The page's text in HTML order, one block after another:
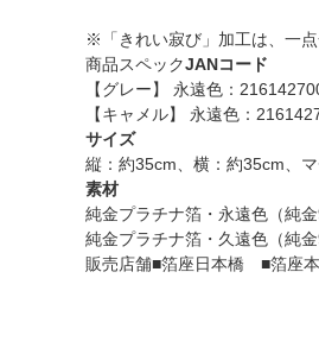
※「きれい寂び」加工は、一
商品スペックJANコード
【グレー】 永遠色：
【キャメル】 永遠色：
サイズ
縦：約35cm、横：約35cm、
素材
純金プラチナ箔・永遠色（純
純金プラチナ箔・久遠色（純
販売店舗■箔座日本橋 ■箔座